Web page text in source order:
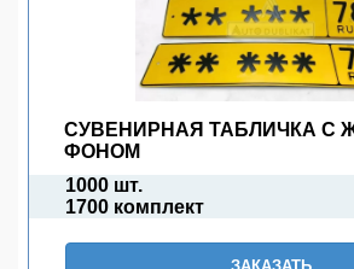
СУВЕНИРНАЯ ТАБЛИЧКА С
ФОНОМ
1000 шт.
1700 комплект